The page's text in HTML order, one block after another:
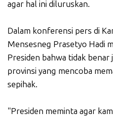
agar hal ini diluruskan.
Dalam konferensi pers di
Mensesneg Prasetyo Hadi
Presiden bahwa tidak benar
provinsi yang mencoba
sepihak.
"Presiden meminta agar